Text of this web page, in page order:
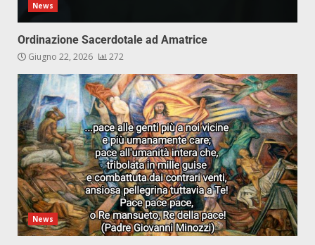
News
Ordinazione Sacerdotale ad Amatrice
Giugno 22, 2026 272
News